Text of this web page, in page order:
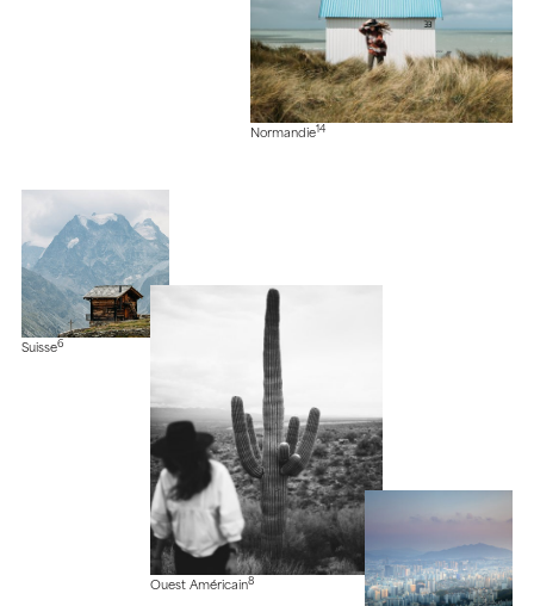
Normandie14
Suisse6
Ouest Américain8